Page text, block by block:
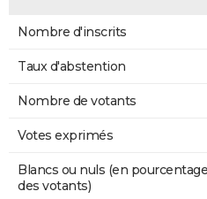
Nombre d'inscrits
Taux d'abstention
Nombre de votants
Votes exprimés
Blancs ou nuls (en pourcentage
des votants)